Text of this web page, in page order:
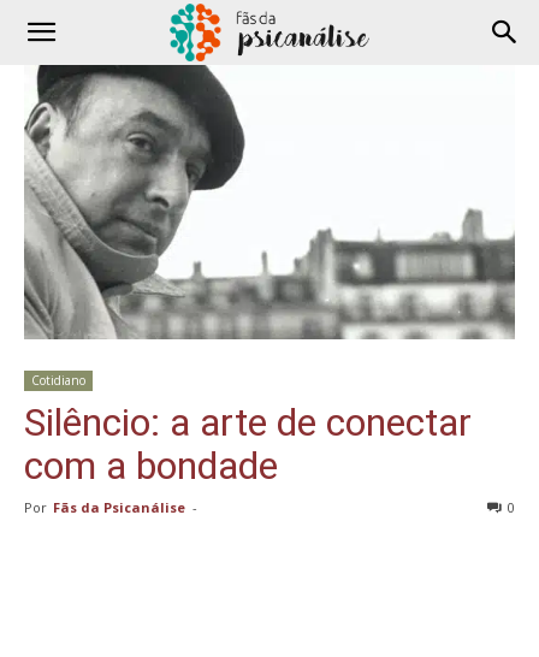
Cotidiano
Silêncio: a arte de conectar
com a bondade
Por Fãs da Psicanálise - 0